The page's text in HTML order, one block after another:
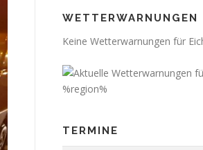
WETTERWARNUNGEN
Keine Wetterwarnungen für
TERMINE